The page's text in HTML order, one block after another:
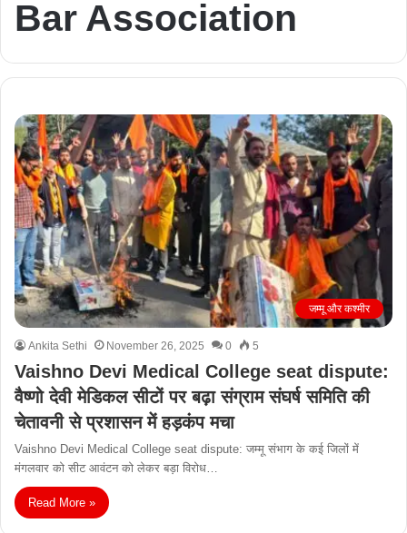
Bar Association
जम्मू और कश्मीर
Ankita Sethi November 26, 2025 0 5
Vaishno Devi Medical College seat dispute:
वैष्णो देवी मेडिकल सीटों पर बढ़ा संग्राम संघर्ष समिति की
चेतावनी से प्रशासन में हड़कंप मचा
Vaishno Devi Medical College seat dispute: जम्मू संभाग के कई जिलों में
मंगलवार को सीट आवंटन को लेकर बड़ा विरोध…
Read More »